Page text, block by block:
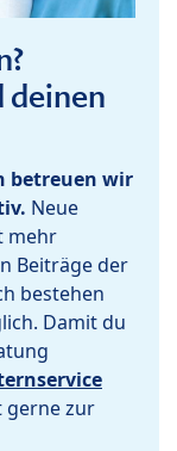
deinen
betreuen wir
Neue
mehr
Beiträge der
bestehen
Damit du
gerne zur